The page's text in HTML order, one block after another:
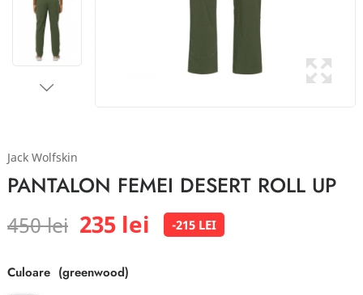
Jack Wolfskin
PANTALON FEMEI DESERT ROLL UP
450 lei 235 lei -215 LEI
Culoare